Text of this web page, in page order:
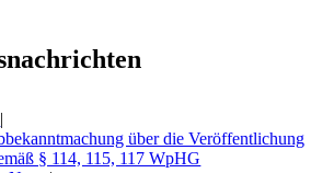
|
über die Veröffentlichung
§ 114, 115, 117 WpHG